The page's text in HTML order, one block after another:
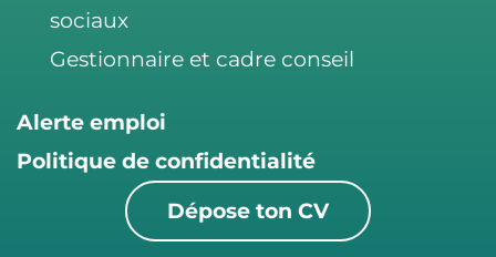
sociaux
Gestionnaire et cadre conseil
Alerte emploi
Politique de confidentialité
Dépose ton CV